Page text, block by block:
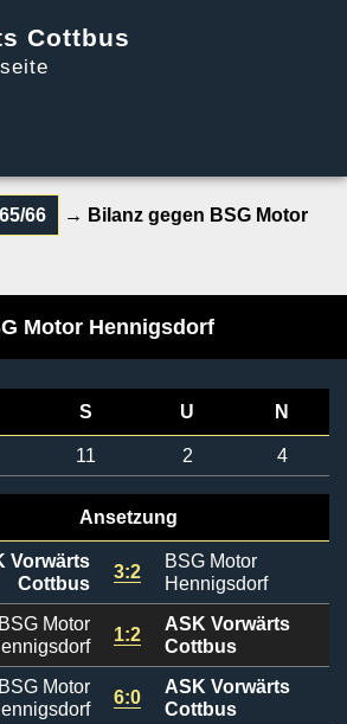
Cottbus
66 → Bilanz gegen BSG Motor
Motor Hennigsdorf
S U N
11 2 4
Ansetzung
Vorwärts
Cottbus
3:2
BSG Motor
Hennigsdorf
BSG Motor
1:2
ASK Vorwärts
Cottbus
BSG Motor
6:0
ASK Vorwärts
Cottbus